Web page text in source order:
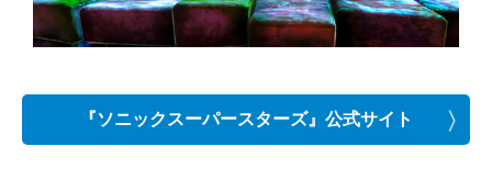
『ソニックスーパースターズ』公式サイト